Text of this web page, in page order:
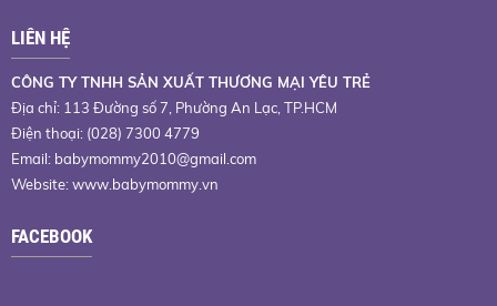
LIÊN HỆ
CÔNG TY TNHH SẢN XUẤT THƯƠNG MẠI YÊU TRẺ
Địa chỉ: 113 Đường số 7, Phường An Lạc, TP.HCM
Điện thoại: (028) 7300 4779
Email: babymommy2010@gmail.com
Website: www.babymommy.vn
FACEBOOK